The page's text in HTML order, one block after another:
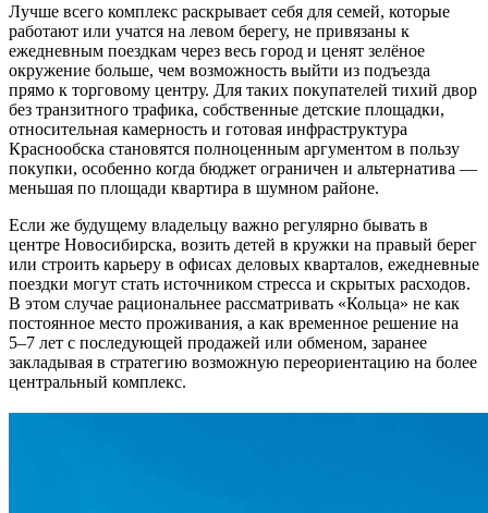
Лучше всего комплекс раскрывает себя для семей, которые
работают или учатся на левом берегу, не привязаны к
ежедневным поездкам через весь город и ценят зелёное
окружение больше, чем возможность выйти из подъезда
прямо к торговому центру. Для таких покупателей тихий двор
без транзитного трафика, собственные детские площадки,
относительная камерность и готовая инфраструктура
Краснообска становятся полноценным аргументом в пользу
покупки, особенно когда бюджет ограничен и альтернатива —
меньшая по площади квартира в шумном районе.
Если же будущему владельцу важно регулярно бывать в
центре Новосибирска, возить детей в кружки на правый берег
или строить карьеру в офисах деловых кварталов, ежедневные
поездки могут стать источником стресса и скрытых расходов.
В этом случае рациональнее рассматривать «Кольца» не как
постоянное место проживания, а как временное решение на
5–7 лет с последующей продажей или обменом, заранее
закладывая в стратегию возможную переориентацию на более
центральный комплекс.